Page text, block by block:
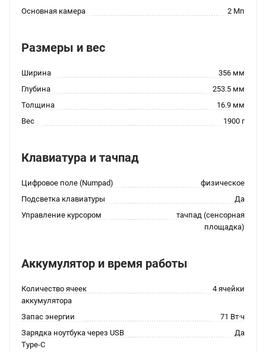
Основная камера
2 Мп
Размеры и вес
Ширина
356 мм
Глубина
253.5 мм
Толщина
16.9 мм
Вес
1900 г
Клавиатура и тачпад
Цифровое поле (Numpad)
физическое
Подсветка клавиатуры
Да
Управление курсором
тачпад (сенсорная
площадка)
Аккумулятор и время работы
Количество ячеек
аккумулятора
4 ячейки
Запас энергии
71 Вт·ч
Зарядка ноутбука через USB
Type-C
Да